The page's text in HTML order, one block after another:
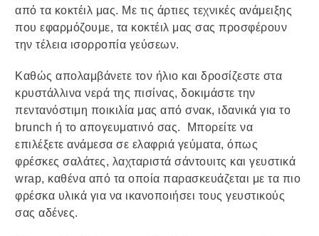
από τα κοκτέιλ μας. Με τις άρτιες τεχνικές ανάμειξης
που εφαρμόζουμε, τα κοκτέιλ μας σας προσφέρουν
την τέλεια ισορροπία γεύσεων.
Καθώς απολαμβάνετε τον ήλιο και δροσίζεστε στα
κρυστάλλινα νερά της πισίνας, δοκιμάστε την
πεντανόστιμη ποικιλία μας από σνακ, ιδανικά για το
brunch ή το απογευματινό σας. Μπορείτε να
επιλέξετε ανάμεσα σε ελαφριά γεύματα, όπως
φρέσκες σαλάτες, λαχταριστά σάντουιτς και γευστικά
wrap, καθένα από τα οποία παρασκευάζεται με τα πιο
φρέσκα υλικά για να ικανοποιήσει τους γευστικούς
σας αδένες.